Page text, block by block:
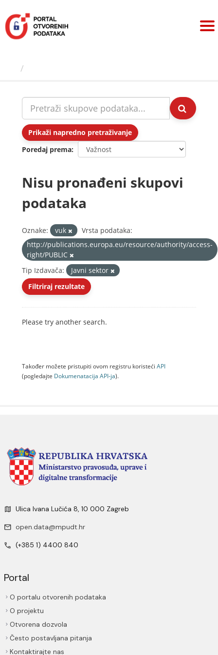
sadržaj
Prikaži napredno pretraživanje
Poredaj prema
Nisu pronađeni skupovi
podataka
Oznake: vuk
Vrsta podataka:
http://publications.europa.eu/resource/authority/access-
right/PUBLIC
Tip Izdavača:
Javni sektor
Filtriraj rezultate
Please try another search.
Također možete pristupiti ovom registru koristeći API
(pogledajte Dokumenаtаcijа API-jа).